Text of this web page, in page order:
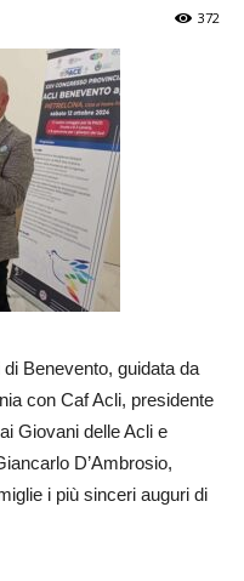
372
Benevento, guidata da
con Caf Acli, presidente
Giovani delle Acli e
D’Ambrosio,
i più sinceri auguri di